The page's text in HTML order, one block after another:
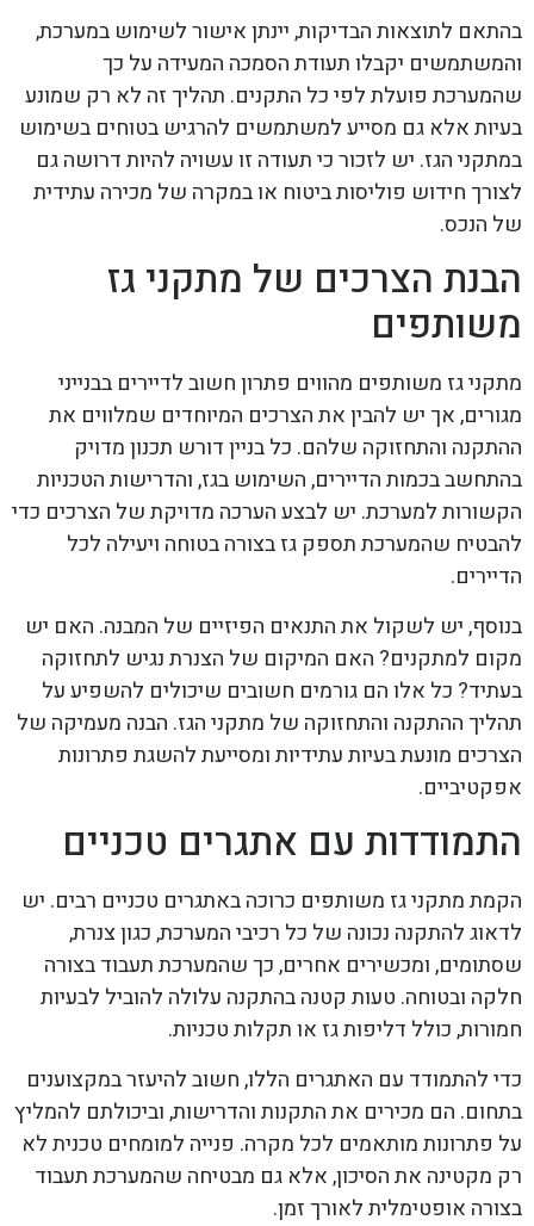
בהתאם לתוצאות הבדיקות, יינתן אישור לשימוש במערכת,
והמשתמשים יקבלו תעודת הסמכה המעידה על כך
שהמערכת פועלת לפי כל התקנים. תהליך זה לא רק שמונע
בעיות אלא גם מסייע למשתמשים להרגיש בטוחים בשימוש
במתקני הגז. יש לזכור כי תעודה זו עשויה להיות דרושה גם
לצורך חידוש פוליסות ביטוח או במקרה של מכירה עתידית
של הנכס.
הבנת הצרכים של מתקני גז
משותפים
מתקני גז משותפים מהווים פתרון חשוב לדיירים בבנייני
מגורים, אך יש להבין את הצרכים המיוחדים שמלווים את
ההתקנה והתחזוקה שלהם. כל בניין דורש תכנון מדויק
בהתחשב בכמות הדיירים, השימוש בגז, והדרישות הטכניות
הקשורות למערכת. יש לבצע הערכה מדויקת של הצרכים כדי
להבטיח שהמערכת תספק גז בצורה בטוחה ויעילה לכל
הדיירים.
בנוסף, יש לשקול את התנאים הפיזיים של המבנה. האם יש
מקום למתקנים? האם המיקום של הצנרת נגיש לתחזוקה
בעתיד? כל אלו הם גורמים חשובים שיכולים להשפיע על
תהליך ההתקנה והתחזוקה של מתקני הגז. הבנה מעמיקה של
הצרכים מונעת בעיות עתידיות ומסייעת להשגת פתרונות
אפקטיביים.
התמודדות עם אתגרים טכניים
הקמת מתקני גז משותפים כרוכה באתגרים טכניים רבים. יש
לדאוג להתקנה נכונה של כל רכיבי המערכת, כגון צנרת,
שסתומים, ומכשירים אחרים, כך שהמערכת תעבוד בצורה
חלקה ובטוחה. טעות קטנה בהתקנה עלולה להוביל לבעיות
חמורות, כולל דליפות גז או תקלות טכניות.
כדי להתמודד עם האתגרים הללו, חשוב להיעזר במקצוענים
בתחום. הם מכירים את התקנות והדרישות, וביכולתם להמליץ
על פתרונות מותאמים לכל מקרה. פנייה למומחים טכנית לא
רק מקטינה את הסיכון, אלא גם מבטיחה שהמערכת תעבוד
בצורה אופטימלית לאורך זמן.